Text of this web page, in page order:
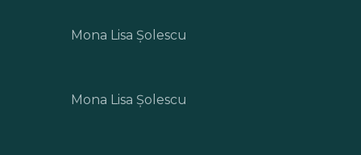
Mona Lisa Șolescu
Mona Lisa Șolescu